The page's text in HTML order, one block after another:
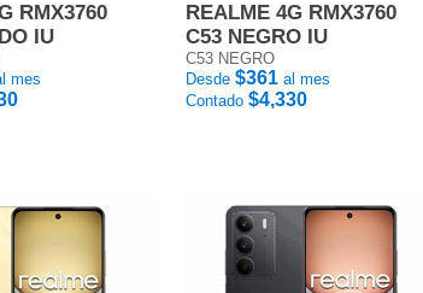
RMX3760
IU
mes
REALME 4G RMX3760
C53 NEGRO IU
C53 NEGRO
Desde $361 al mes
Contado $4,330